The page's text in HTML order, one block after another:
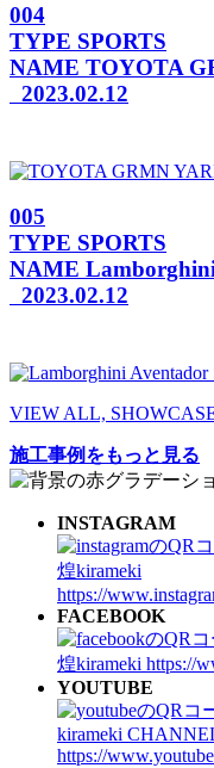
004
TYPE SPORTS
NAME TOYOTA
2023.02.12
005
TYPE SPORTS
NAME
2023.02.12
VIEW ALL,
施工事例をもっと見る
INSTAGRAM
煌kirameki
https://
FACEBOOK
煌kirameki https://
YOUTUBE
kirameki
https://